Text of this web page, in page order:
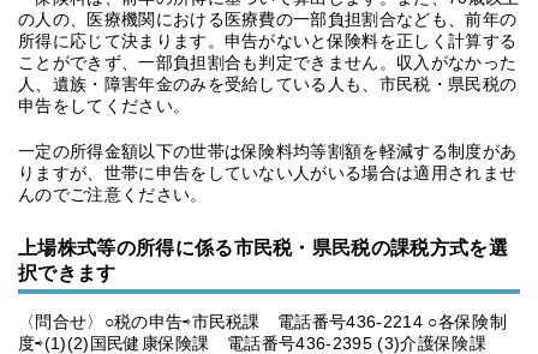
の人の、医療機関における医療費の一部負担割合なども、前年の
所得に応じて決まります。申告がないと保険料を正しく計算する
ことができず、一部負担割合も判定できません。収入がなかった
人、遺族・障害年金のみを受給している人も、市民税・県民税の
申告をしてください。
一定の所得金額以下の世帯は保険料均等割額を軽減する制度があ
りますが、世帯に申告をしていない人がいる場合は適用されませ
んのでご注意ください。
上場株式等の所得に係る市民税・県民税の課税方式を選
択できます
〈問合せ〉○税の申告⇨市民税課 電話番号436-2214 ○各保険制
度⇨(1)(2)国民健康保険課 電話番号436-2395 (3)介護保険課